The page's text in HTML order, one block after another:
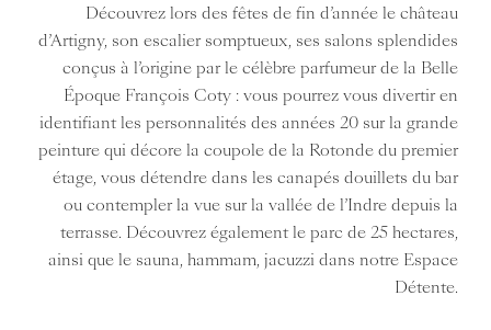
Découvrez lors des fêtes de fin d’année le château
d’Artigny, son escalier somptueux, ses salons splendides
conçus à l’origine par le célèbre parfumeur de la Belle
Époque François Coty : vous pourrez vous divertir en
identifiant les personnalités des années 20 sur la grande
peinture qui décore la coupole de la Rotonde du premier
étage, vous détendre dans les canapés douillets du bar
ou contempler la vue sur la vallée de l’Indre depuis la
terrasse. Découvrez également le parc de 25 hectares,
ainsi que le sauna, hammam, jacuzzi dans notre Espace
Détente.